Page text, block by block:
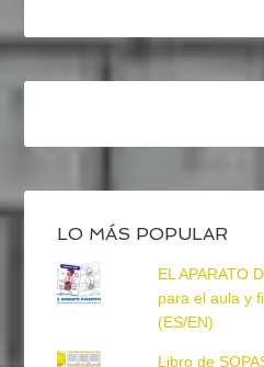
LO MÁS POPULAR
EL APARATO
para el aula y
(ES/EN)
Libro de